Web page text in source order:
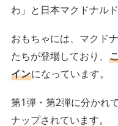
わ」と日本マクドナル
おもちゃには、マクド
たちが登場しており、
インになっています。
第1弾・第2弾に分かれ
ナップされています。